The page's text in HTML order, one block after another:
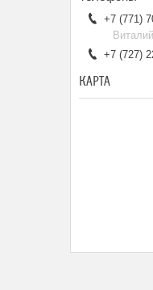
+7 (771)
+7 (727)
КАРТА